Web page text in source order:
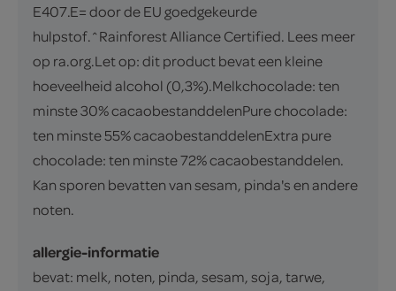
E407.E= door de EU goedgekeurde
hulpstof.^Rainforest Alliance Certified. Lees meer
op ra.org.Let op: dit product bevat een kleine
hoeveelheid alcohol (0,3%).Melkchocolade: ten
minste 30% cacaobestanddelenPure chocolade:
ten minste 55% cacaobestanddelenExtra pure
chocolade: ten minste 72% cacaobestanddelen.
Kan sporen bevatten van sesam, pinda's en andere
noten.
allergie-informatie
bevat: melk, noten, pinda, sesam, soja, tarwe,